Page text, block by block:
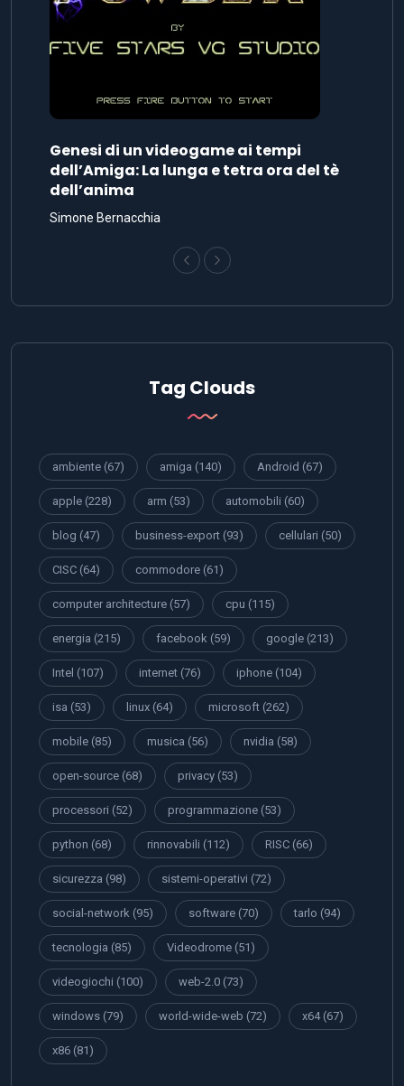
Genesi di un videogame ai tempi
dell’Amiga: La lunga e tetra ora del tè
dell’anima
Simone Bernacchia
Tag Clouds
ambiente (67) amiga (140) Android (67)
apple (228) arm (53) automobili (60)
blog (47) business-export (93) cellulari (50)
CISC (64) commodore (61)
computer architecture (57) cpu (115)
energia (215) facebook (59) google (213)
Intel (107) internet (76) iphone (104)
isa (53) linux (64) microsoft (262)
mobile (85) musica (56) nvidia (58)
open-source (68) privacy (53)
processori (52) programmazione (53)
python (68) rinnovabili (112) RISC (66)
sicurezza (98) sistemi-operativi (72)
social-network (95) software (70) tarlo (94)
tecnologia (85) Videodrome (51)
videogiochi (100) web-2.0 (73)
windows (79) world-wide-web (72) x64(67)
x86 (81)